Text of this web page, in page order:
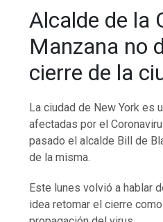
Alcalde de la
Manzana no
cierre de la
La ciudad de New York es
afectadas por el
pasado el alcalde Bill de
de la misma.
Este lunes volvió a hablar
idea retomar el cierre